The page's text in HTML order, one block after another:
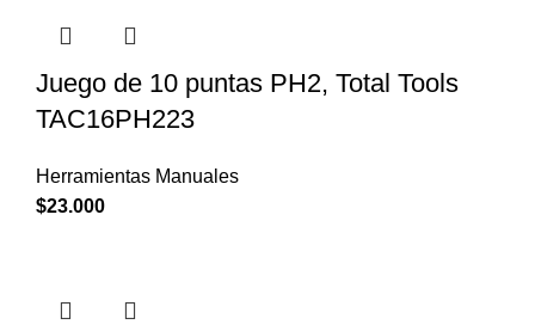
Juego de 10 puntas PH2, Total Tools
TAC16PH223
Herramientas Manuales
$23.000